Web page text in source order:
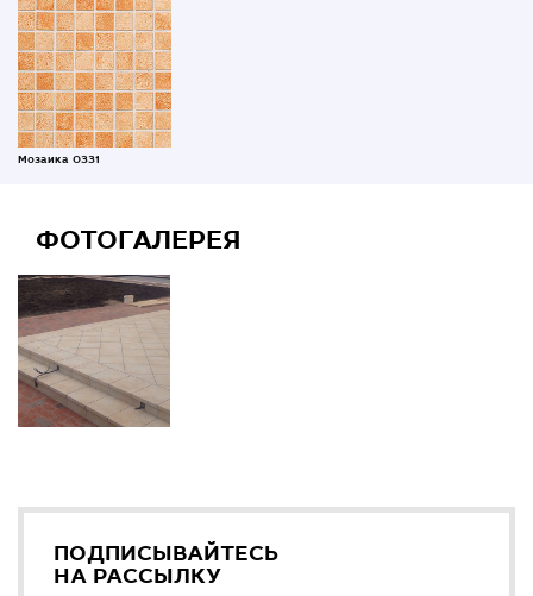
Мозаика 0331
ФОТОГАЛЕРЕЯ
ПОДПИСЫВАЙТЕСЬ
НА РАССЫЛКУ